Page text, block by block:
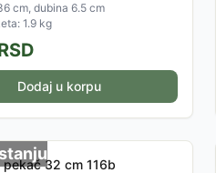
cm, dubina 6.5 cm
1.9 kg
Dodaj u korpu
pekač 32 cm 116b